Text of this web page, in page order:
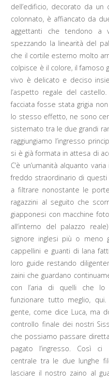
dell’edificio, decorato da
colonnato, è affiancato da
aggettanti che tendono a
spezzando la linearità del
che il cortile esterno molto
colpisce è il colore, il famoso
vivo è delicato e deciso
l’aspetto regale del
facciata fosse stata grigia
lo stesso effetto, ne sono
sistemato tra le due grandi
raggiungiamo l’ingresso
si è già formata in attesa di
C’è un’umanità alquanto
freddo straordinario di
a filtrare nonostante le
ragazzini al seguito che
giapponesi con macchine
all’interno del palazzo
signore inglesi più o meno
cappellini e guanti di lana
loro guide restando
zaini che guardano
con l’aria di quelli che
funzionare tutto meglio,
gente, come dice Luca, ma
controllo finale dei nostri
che possiamo passare
pagato l’ingresso. Così ci
centrale tra le due lunghe
lasciare il nostro zaino al